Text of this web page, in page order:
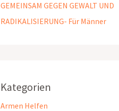
GEMEINSAM GEGEN GEWALT UND
RADIKALISIERUNG- Für Männer
Kategorien
Armen Helfen